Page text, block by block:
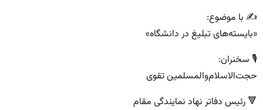
✍ با موضوع:
«بایسته‌های تبلیغ در دانشگاه»
🎙 سخنران:
حجت‌الاسلام‌والمسلمین تقوی
🔻 رئیس دفاتر نهاد نمایندگی مقام